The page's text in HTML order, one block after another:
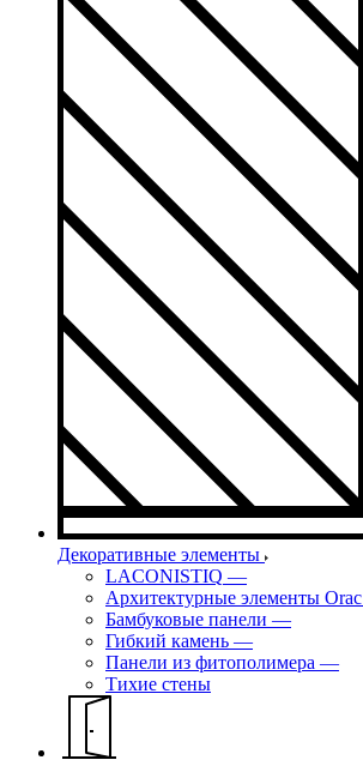
Декоративные элементы
LACONISTIQ —
Архитектурные элементы Orac
Бамбуковые панели —
Гибкий камень —
Панели из фитополимера —
Тихие стены